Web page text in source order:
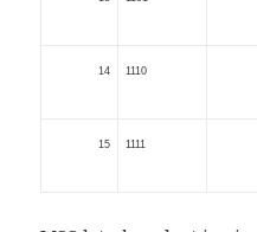
14 1110
15 1111